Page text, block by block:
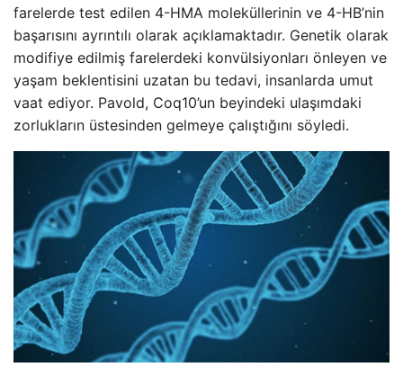
farelerde test edilen 4-HMA moleküllerinin ve 4-HB’nin
başarısını ayrıntılı olarak açıklamaktadır. Genetik olarak
modifiye edilmiş farelerdeki konvülsiyonları önleyen ve
yaşam beklentisini uzatan bu tedavi, insanlarda umut
vaat ediyor. Pavold, Coq10’un beyindeki ulaşımdaki
zorlukların üstesinden gelmeye çalıştığını söyledi.